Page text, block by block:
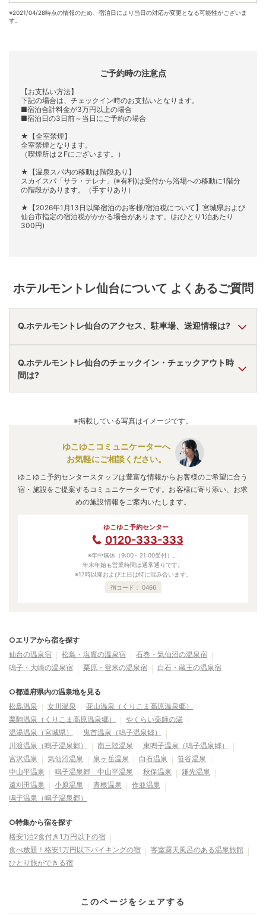
※2021/04/28時点の情報のため、宿泊日により当日の対応が変更となる可能性がございま
す。
ご予約時の注意点
【お支払い方法】
下記の場合は、チェックイン時のお支払いとなります。
■宿泊合計料金が3万円以上の場合
■宿泊日の3日前～当日にご予約の場合
★【全室禁煙】
全室禁煙となります。
（喫煙所は２Fにございます。）
★【温泉スパ内の移動は階段あり】
スカイスパ「サラ・テレナ」(※有料)は受付から浴場への移動に1階分
の階段があります。（手すりあり）
★【2026年1月13日以降宿泊のお客様/宿泊税について】宮城県および
仙台市指定の宿泊税がかかる場合があります。(おひとり1泊あたり
300円)
ホテルモントレ仙台について よくあるご質問
Q.ホテルモントレ仙台のアクセス、駐車場、送迎情報は?
A. 車で仙台宮城ＩＣより15分。
駐車場あり。
アクセス情報の詳細は
Q.ホテルモントレ仙台のチェックイン・チェックアウト時
間は?
※掲載している写真はイメージです。
ゆこゆこコミュニケーターへ
お気軽にご相談ください。
ゆこゆこ予約センタースタッフは豊富な情報からお客様のご希望に合う
宿・施設をご提案するコミュニケーターです。お客様に寄り添い、お求
めの施設情報をご案内いたします。
ゆこゆこ予約センター
0120-333-333
※年中無休（9:00～21:00受付）。
年末年始も営業時間は通常通りです。
※17時以降および土日は特に混み合います。
宿コード： 0466
○エリアから宿を探す
仙台の温泉宿
松島・塩竈の温泉宿
石巻・気仙沼の温泉宿
鳴子・大崎の温泉宿
栗原・登米の温泉宿 白石・蔵王の温泉宿
○都道府県内の温泉地を見る
松島温泉
女川温泉
花山温泉（くりこま高原温泉郷）
栗駒温泉（くりこま高原温泉郷）
やくらい薬師の湯
温湯温泉（宮城県）
鬼首温泉（鳴子温泉郷）
川渡温泉（鳴子温泉郷）
南三陸温泉
東鳴子温泉（鳴子温泉郷）
宮沢温泉
気仙沼温泉 泉ヶ岳温泉 白石温泉
笹谷温泉
中山平温泉
鳴子温泉郷 中山平温泉 秋保温泉
鎌先温泉
遠刈田温泉
小原温泉 青根温泉
作並温泉
鳴子温泉（鳴子温泉郷）
○特集から宿を探す
格安1泊2食付き1万円以下の宿
食べ放題！格安1万円以下バイキングの宿
客室露天風呂のある温泉旅館
ひとり旅ができる宿
このページをシェアする